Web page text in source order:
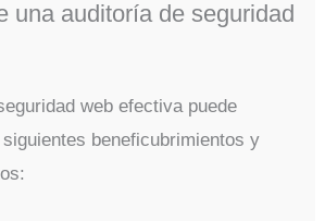
una auditoría de seguridad
web efectiva puede
beneficubrimientos y